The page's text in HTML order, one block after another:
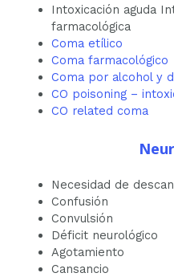
Intoxicación aguda
farmacológica
Coma etílico
Coma farmacológico
Coma por alcohol y
CO poisoning –
CO related coma
Necesidad de
Confusión
Convulsión
Déficit neurológico
Agotamiento
Cansancio